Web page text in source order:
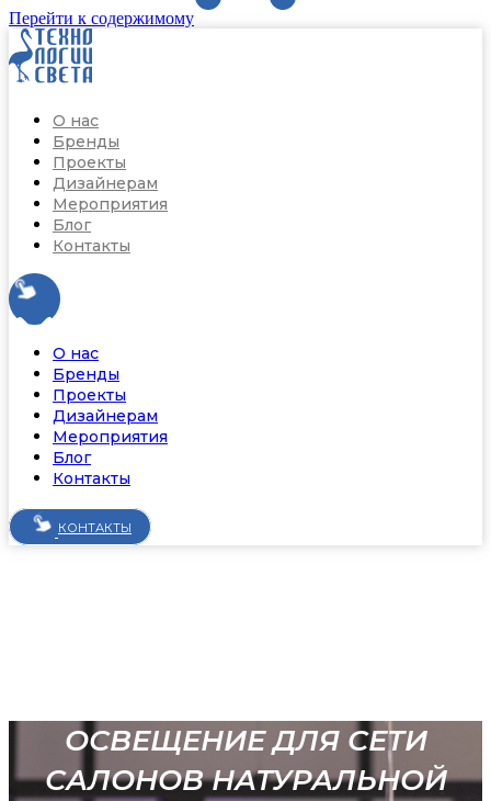
Перейти к содержимому
О нас
Бренды
Проекты
Дизайнерам
Мероприятия
Блог
Контакты
О нас
Бренды
Проекты
Дизайнерам
Мероприятия
Блог
Контакты
КОНТАКТЫ
ОСВЕЩЕНИЕ ДЛЯ СЕТИ
САЛОНОВ НАТУРАЛЬНОЙ